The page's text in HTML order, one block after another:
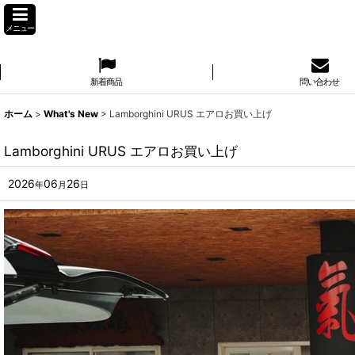
メニュー
新着商品 問い合わせ
ホーム > What's New > Lamborghini URUS エアロお買い上げ
Lamborghini URUS エアロお買い上げ
2026年06 月 26日